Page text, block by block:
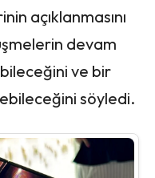
açıklanmasını
devam
ve bir
söyledi.